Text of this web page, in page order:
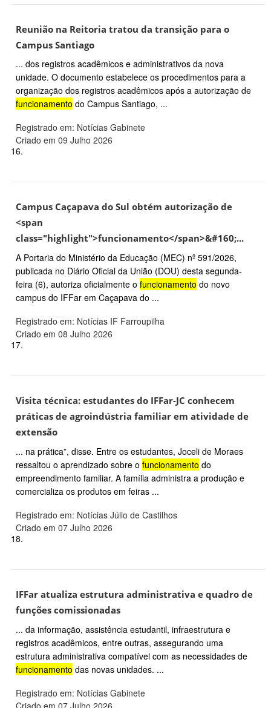
Reunião na Reitoria tratou da transição para o
Campus Santiago
... dos registros acadêmicos e administrativos da nova
unidade. O documento estabelece os procedimentos para a
organização dos registros acadêmicos após a autorização de
funcionamento do Campus Santiago, ...
Registrado em: Notícias Gabinete
Criado em 09 Julho 2026
16.
Campus Caçapava do Sul obtém autorização de
<span
class="highlight">funcionamento</span>&#160;...
A Portaria do Ministério da Educação (MEC) nº 591/2026,
publicada no Diário Oficial da União (DOU) desta segunda-
feira (6), autoriza oficialmente o funcionamento do novo
campus do IFFar em Caçapava do ...
Registrado em: Notícias IF Farroupilha
Criado em 08 Julho 2026
17.
Visita técnica: estudantes do IFFar-JC conhecem
práticas de agroindústria familiar em atividade de
extensão
... na prática”, disse. Entre os estudantes, Joceli de Moraes
ressaltou o aprendizado sobre o funcionamento do
empreendimento familiar. A família administra a produção e
comercializa os produtos em feiras ...
Registrado em: Notícias Júlio de Castilhos
Criado em 07 Julho 2026
18.
IFFar atualiza estrutura administrativa e quadro de
funções comissionadas
... da informação, assistência estudantil, infraestrutura e
registros acadêmicos, entre outras, assegurando uma
estrutura administrativa compatível com as necessidades de
funcionamento das novas unidades. ...
Registrado em: Notícias Gabinete
Criado em 07 Julho 2026